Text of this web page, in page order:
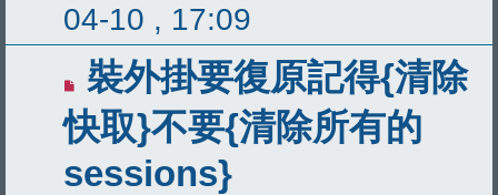
04-10 , 17:09
裝外掛要復原記得{清除
快取}不要{清除所有的
sessions}